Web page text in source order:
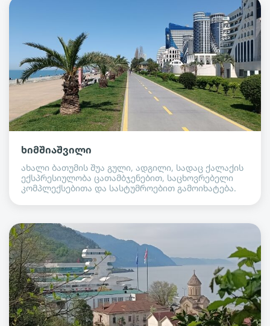
ხიმშიაშვილი
ახალი ბათუმის შუა გული, ადგილი, სადაც ქალაქის
ექსპრესიულობა ცათამბჯენებით, საცხოვრებელი
კომპლექსებითა და სასტუმროებით გამოიხატება.